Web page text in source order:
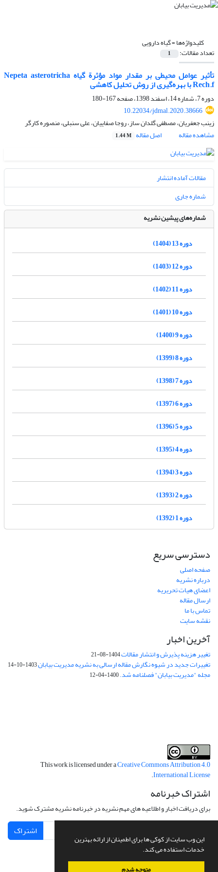
این وب سایت از کوکی ها برای اطمینان از ارائه بهترین
خدمات استفاده می کند.
متوجه شدم
کلیدواژه‌ها =گیاه دارویی
تعداد مقالات: 1
تأثیر عوامل محیطی بر مقدار مواد مؤثرة گیاه Nepeta asterotricha
Rech.f با بهره‌گیری از روش تحلیل کاهشی
دوره 7، شماره 14، اسفند 1398، صفحه
167-180
10.22034/jdmal.2020.38666
زینب جعفریان، مصطفی گلدان ساز، روجا صفاییان، علی سنبلی، منصوره کارگر
مشاهده مقاله
اصل مقاله 1.44 M
مقالات آماده انتشار
شماره جاری
شماره‌های پیشین نشریه
دوره 13 (1404)
دوره 12 (1403)
دوره 11 (1402)
دوره 10 (1401)
دوره 9 (1400)
دوره 8 (1399)
دوره 7 (1398)
دوره 6 (1397)
دوره 5 (1396)
دوره 4 (1395)
دوره 3 (1394)
دوره 2 (1393)
دوره 1 (1392)
دسترسی سریع
صفحه اصلی
درباره نشریه
اعضای هیات تحریریه
ارسال مقاله
تماس با ما
نقشه سایت
آخرین اخبار
تغییر هزینه پذیرش و انتشار مقالات1404-08-21
تغییرات جدید در شیوه نگارش مقاله ارسالی به نشریه مدیریت بیابان1403-10-14
مجله "مدیریت بیابان" فصلنامه شد.1400-04-12
This work is licensed under aCreative Commons Attribution 4.0
International License
.
اشتراک خبرنامه
برای دریافت اخبار و اطلاعیه های مهم نشریه در خبرنامه نشریه مشترک شوید.
اشتراک